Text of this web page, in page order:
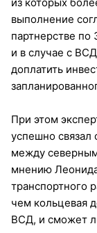
выполнение
партнерстве
и в случае с
доплатить
При этом
успешно связал
между
мнению
транспортного
чем кольцевая
ВСД, и сможет